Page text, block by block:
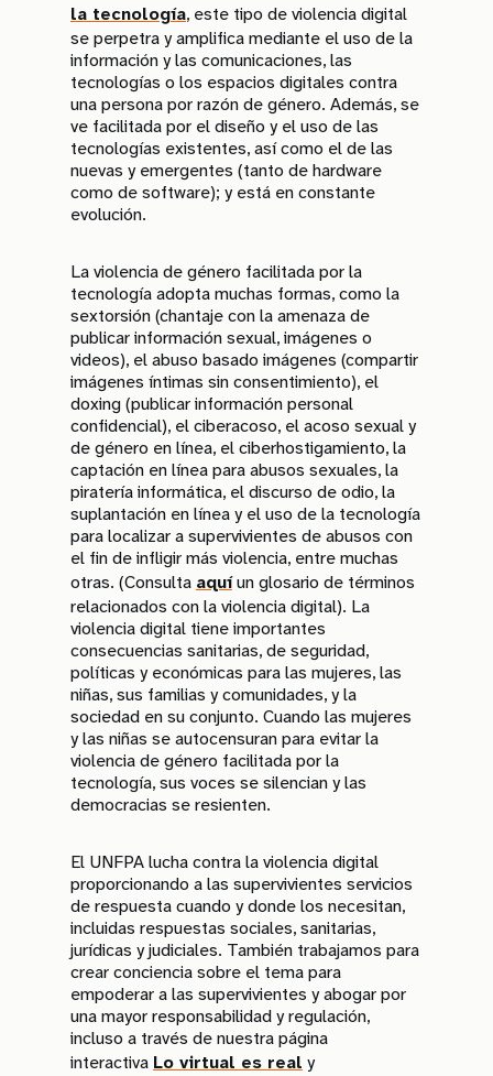
la tecnología, este tipo de violencia digital
se perpetra y amplifica mediante el uso de la
información y las comunicaciones, las
tecnologías o los espacios digitales contra
una persona por razón de género. Además, se
ve facilitada por el diseño y el uso de las
tecnologías existentes, así como el de las
nuevas y emergentes (tanto de hardware
como de software); y está en constante
evolución.
La violencia de género facilitada por la
tecnología adopta muchas formas, como la
sextorsión (chantaje con la amenaza de
publicar información sexual, imágenes o
videos), el abuso basado imágenes (compartir
imágenes íntimas sin consentimiento), el
doxing (publicar información personal
confidencial), el ciberacoso, el acoso sexual y
de género en línea, el ciberhostigamiento, la
captación en línea para abusos sexuales, la
piratería informática, el discurso de odio, la
suplantación en línea y el uso de la tecnología
para localizar a supervivientes de abusos con
el fin de infligir más violencia, entre muchas
otras. (Consulta aquíun glosario de términos
relacionados con la violencia digital). La
violencia digital tiene importantes
consecuencias sanitarias, de seguridad,
políticas y económicas para las mujeres, las
niñas, sus familias y comunidades, y la
sociedad en su conjunto. Cuando las mujeres
y las niñas se autocensuran para evitar la
violencia de género facilitada por la
tecnología, sus voces se silencian y las
democracias se resienten.
El UNFPA lucha contra la violencia digital
proporcionando a las supervivientes servicios
de respuesta cuando y donde los necesitan,
incluidas respuestas sociales, sanitarias,
jurídicas y judiciales. También trabajamos para
crear conciencia sobre el tema para
empoderar a las supervivientes y abogar por
una mayor responsabilidad y regulación,
incluso a través de nuestra página
interactiva Lo virtual es real y